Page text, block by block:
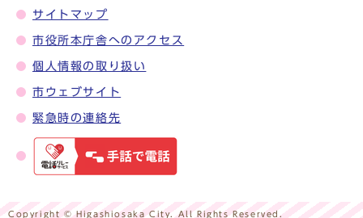
サイトマップ
市役所本庁舎へのアクセス
個人情報の取り扱い
市ウェブサイト
緊急時の連絡先
Copyright © Higashiosaka City. All Rights Reserved.